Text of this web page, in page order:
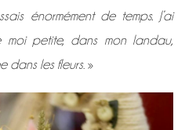
énormément de temps. J’ai
moi petite, dans mon landau,
dans les fleurs. »